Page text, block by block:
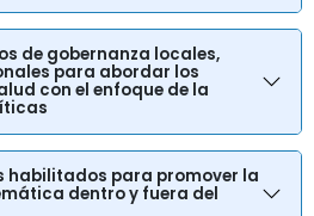
de gobernanza locales,
para abordar los
con el enfoque de la
habilitados para promover la
dentro y fuera del